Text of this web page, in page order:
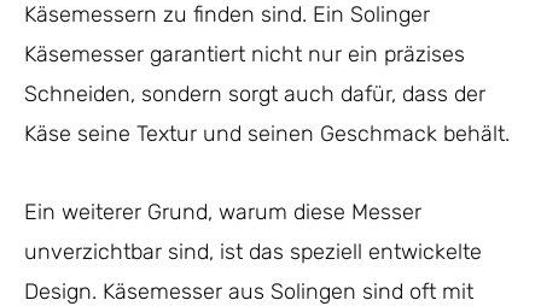
Käsemessern zu finden sind. Ein Solinger
Käsemesser garantiert nicht nur ein präzises
Schneiden, sondern sorgt auch dafür, dass der
Käse seine Textur und seinen Geschmack behält.
Ein weiterer Grund, warum diese Messer
unverzichtbar sind, ist das speziell entwickelte
Design. Käsemesser aus Solingen sind oft mit